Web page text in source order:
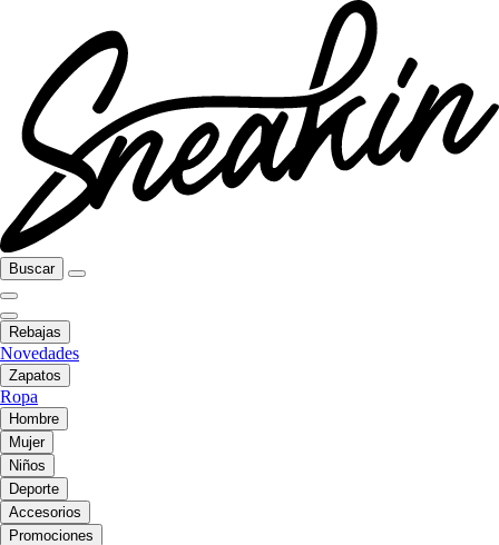
Buscar
Rebajas
Novedades
Zapatos
Ropa
Hombre
Mujer
Niños
Deporte
Accesorios
Promociones